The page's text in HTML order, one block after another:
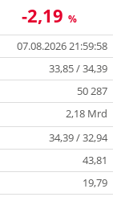
-2,19 %
07.08.2026 21:59:58
33,85 / 34,39
50 287
2,18 Mrd
34,39 / 32,94
43,81
19,79